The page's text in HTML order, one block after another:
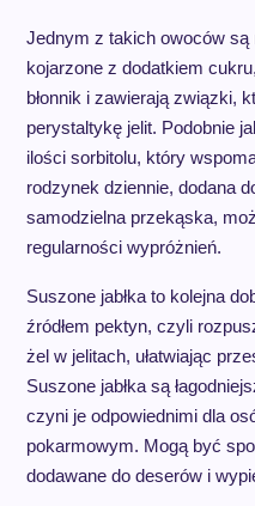
Jednym z takich owoców
kojarzone z dodatkiem
błonnik i zawierają związki,
perystaltykę jelit. Podobnie
ilości sorbitolu, który
rodzynek dziennie, dodana
samodzielna przekąska,
regularności wypróżnień.
Suszone jabłka to kolejna
źródłem pektyn, czyli
żel w jelitach, ułatwiając
Suszone jabłka są
czyni je odpowiednimi dla
pokarmowym. Mogą być
dodawane do deserów i